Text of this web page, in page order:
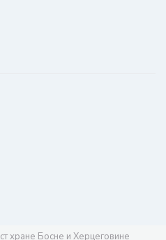
хране Босне и Херцеговине